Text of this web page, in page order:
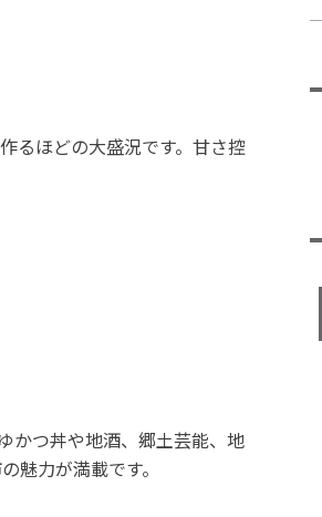
るほどの大盛況です。甘さ控
かつ丼や地酒、郷土芸能、地
魅力が満載です。